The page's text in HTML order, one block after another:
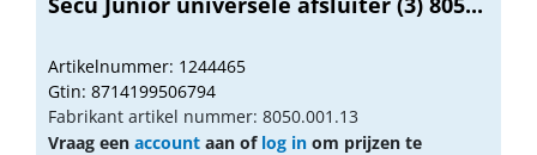
Artikelnummer: 1244465
Gtin: 8714199506794
Fabrikant artikel nummer: 8050.001.13
Vraag een account aan of log in om prijzen te